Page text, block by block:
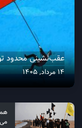
عقب‌نشینی محدود
14 مرداد, 1405